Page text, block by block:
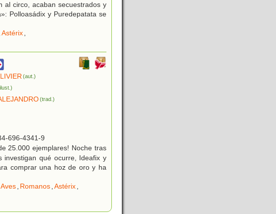
al circo, acaban secuestrados y
Polloasádix y Puredepatata se
Astérix,
(aut.)
(trad.)
696-4341-9
25.000 ejemplares! Noche tras
investigan qué ocurre, Ideafix y
comprar una hoz de oro y ha
Aves, Romanos,Astérix,